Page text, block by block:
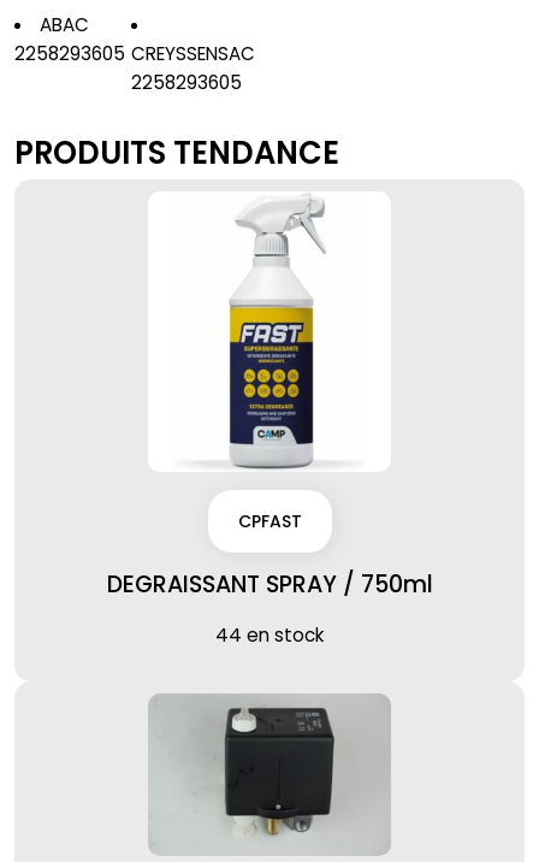
ABAC
2258293605 CREYSSENSAC
2258293605
PRODUITS TENDANCE
CPFAST
DEGRAISSANT SPRAY / 750ml
44 en stock